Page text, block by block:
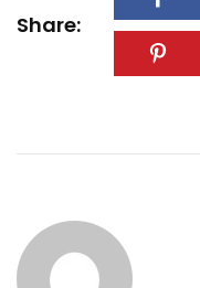
Share: